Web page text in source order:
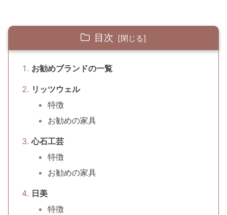
目次
お勧めブランドの一覧
リッツウェル
特徴
お勧めの家具
心石工芸
特徴
お勧めの家具
日美
特徴